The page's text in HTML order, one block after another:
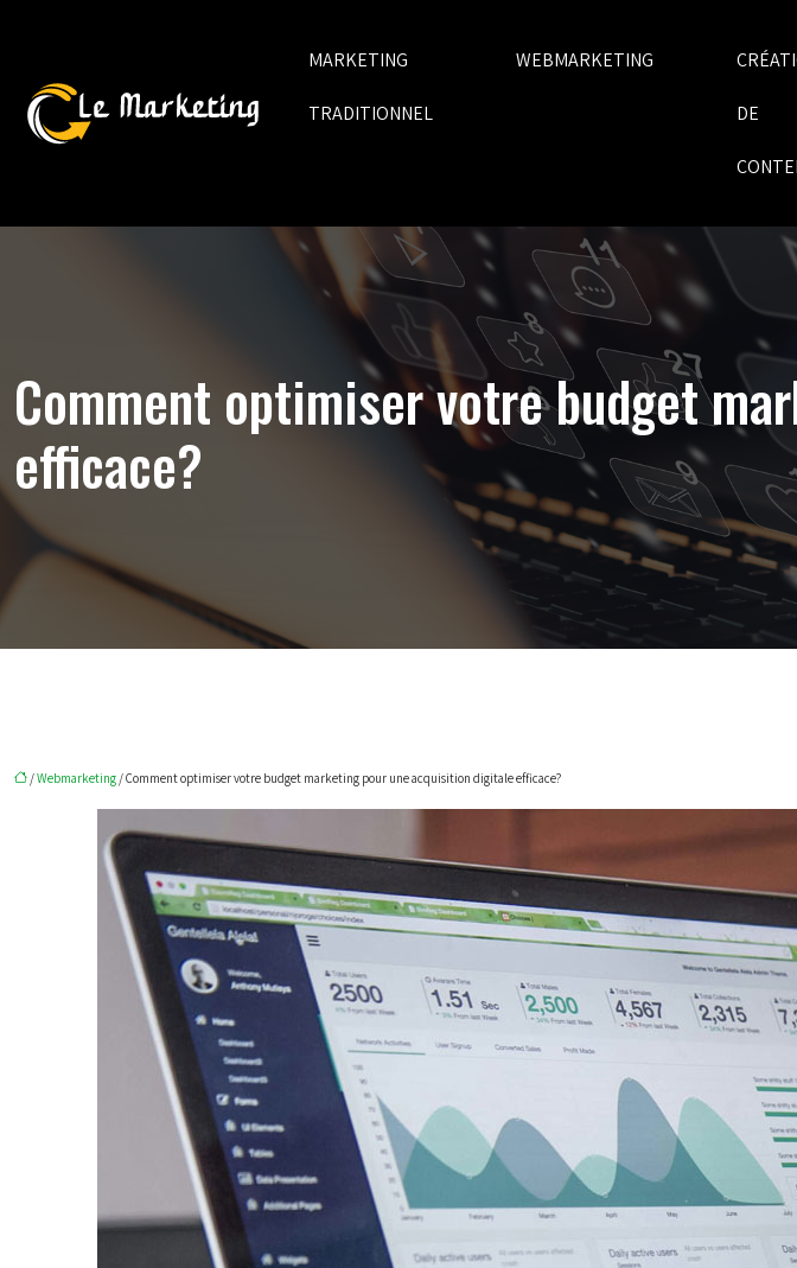
MARKETING
TRADITIONNEL
WEBMARKETING
DE
Comment optimiser votre budget
efficace?
/Webmarketing / Comment optimiser votre budget marketing pour une acquisition digitale efficace?